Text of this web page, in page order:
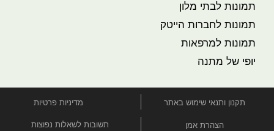
תמונות לבתי מלון
תמונות לחברות הייטק
תמונות למרפאות
יופי של מתנה
תקנון ותנאי שימוש באתר מדיניות פרטיות
הצהרת אמן תשובות לשאלות נפוצות